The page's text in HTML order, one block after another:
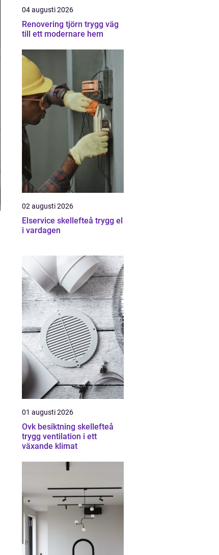
04 augusti 2026
Renovering tjörn trygg väg
till ett modernare hem
02 augusti 2026
Elservice skellefteå trygg el
i vardagen
01 augusti 2026
Ovk besiktning skellefteå
trygg ventilation i ett
växande klimat